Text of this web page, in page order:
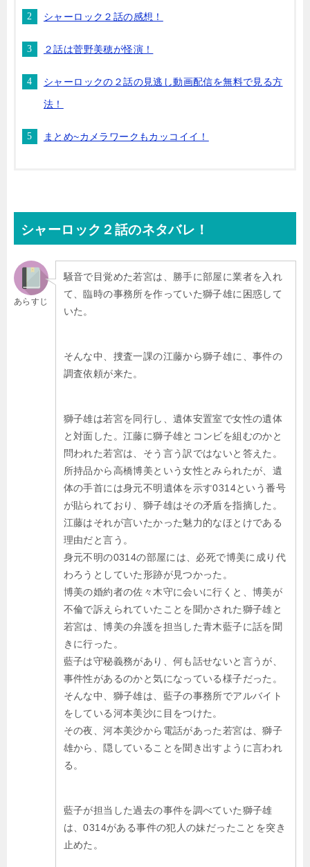
シャーロック２話の感想！
２話は菅野美穂が怪演！
シャーロックの２話の見逃し動画配信を無料で見る方
法！
まとめ~カメラワークもカッコイイ！
シャーロック２話のネタバレ！
あらすじ
騒音で目覚めた若宮は、勝手に部屋に業者を入れ
て、臨時の事務所を作っていた獅子雄に困惑して
いた。
そんな中、捜査一課の江藤から獅子雄に、事件の
調査依頼が来た。
獅子雄は若宮を同行し、遺体安置室で女性の遺体
と対面した。江藤に獅子雄とコンビを組むのかと
問われた若宮は、そう言う訳ではないと答えた。
所持品から高橋博美という女性とみられたが、遺
体の手首には身元不明遺体を示す0314という番号
が貼られており、獅子雄はその矛盾を指摘した。
江藤はそれが言いたかった魅力的なほとけである
理由だと言う。
身元不明の0314の部屋には、必死で博美に成り代
わろうとしていた形跡が見つかった。
博美の婚約者の佐々木守に会いに行くと、博美が
不倫で訴えられていたことを聞かされた獅子雄と
若宮は、博美の弁護を担当した青木藍子に話を聞
きに行った。
藍子は守秘義務があり、何も話せないと言うが、
事件性があるのかと気になっている様子だった。
そんな中、獅子雄は、藍子の事務所でアルバイト
をしている河本美沙に目をつけた。
その夜、河本美沙から電話があった若宮は、獅子
雄から、隠していることを聞き出すように言われ
る。
藍子が担当した過去の事件を調べていた獅子雄
は、0314がある事件の犯人の妹だったことを突き
止めた。